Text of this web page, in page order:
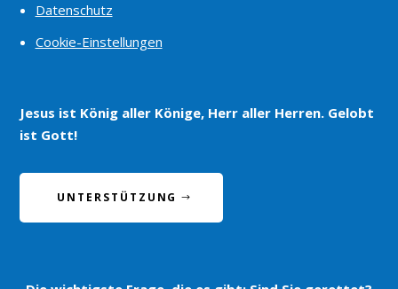
Datenschutz
Cookie-Einstellungen
Jesus ist König aller Könige, Herr aller Herren. Gelobt
ist Gott!
UNTERSTÜTZUNG